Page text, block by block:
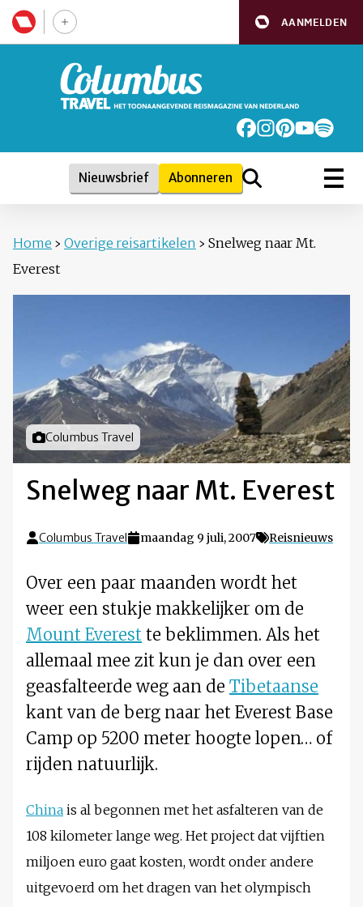
AANMELDEN
Nieuwsbrief Abonneren
Home › Overige reisartikelen › Snelweg naar Mt.
Everest
Foto door
Columbus Travel
Snelweg naar Mt. Everest
Columbus Travel maandag 9 juli, 2007 Reisnieuws
Over een paar maanden wordt het
weer een stukje makkelijker om de
Mount Everest te beklimmen. Als het
allemaal mee zit kun je dan over een
geasfalteerde weg aan de Tibetaanse
kant van de berg naar het Everest Base
Camp op 5200 meter hoogte lopen… of
rijden natuurlijk.
China is al begonnen met het asfalteren van de
108 kilometer lange weg. Het project dat vijftien
miljoen euro gaat kosten, wordt onder andere
uitgevoerd om het dragen van het olympisch